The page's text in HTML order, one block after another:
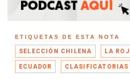
ETIQUETAS DE ESTA NOTA
SELECCIÓN CHILENA LA
ECUADOR CLASIFICATORIAS